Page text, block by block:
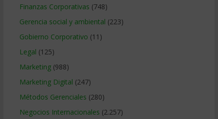
Finanzas Corporativas (748)
Gerencia social y ambiental (223)
Gobierno Corporativo (11)
Legal (125)
Marketing(988)
Marketing Digital (247)
Métodos Gerenciales (280)
Negocios Internacionales (2.257)